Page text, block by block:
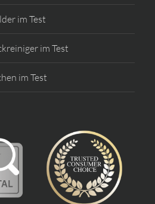
im Test
im Test
im Test